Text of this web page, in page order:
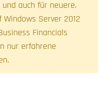
und auch für neuere.
Server 2012
Financials
nur erfahrene